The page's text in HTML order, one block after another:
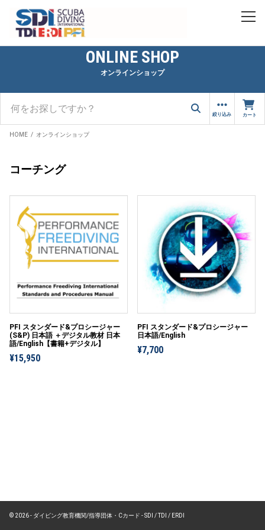
ONLINE SHOP
オンラインショップ
絞り込み カート
HOME オンラインショップ
コーチング
PFI スタンダード&プロシージャー
(S&P) 日本語 ＋デジタル教材 日本
語/English【書籍+デジタル】
¥15,950
PFI スタンダード&プロシージャー
日本語/English
¥7,700
© 2026 - ダイビング教育機関/指導団体・Cカード - SDI / TDI / ERDI